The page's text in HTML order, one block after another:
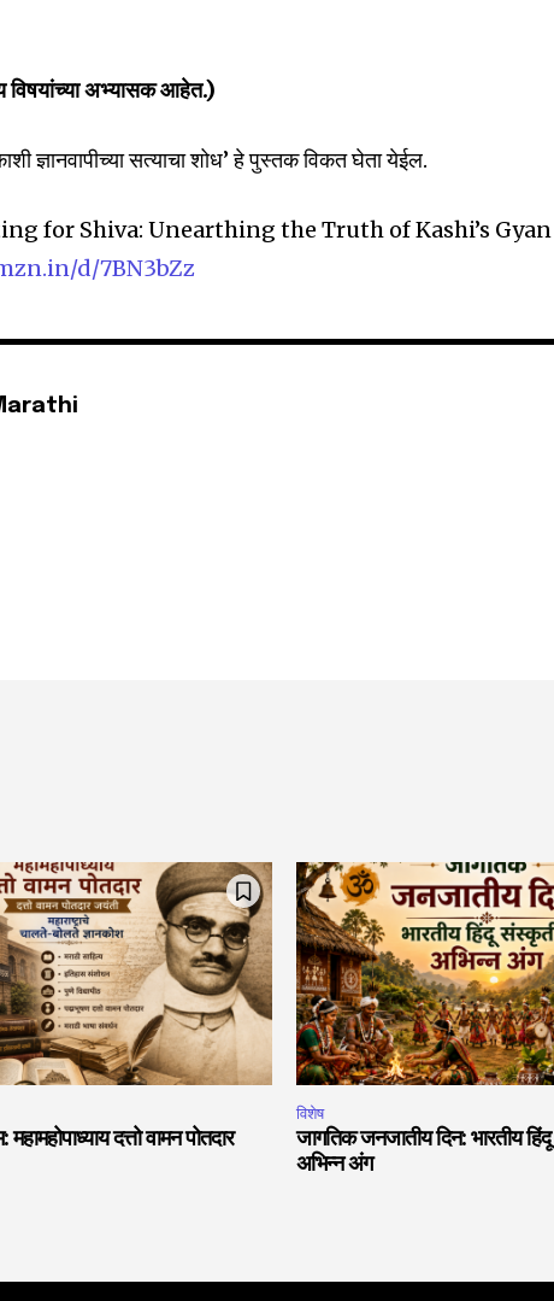
विषयांच्या अभ्यासक आहेत.)
ज्ञानवापीच्या सत्याचा शोध’ हे पुस्तक विकत घेता येईल.
for Shiva: Unearthing the Truth of Kashi’s Gyan
d/7BN3bZz
महामहोपाध्याय दत्तो वामन पोतदार
विशेष
जागतिक जनजातीय दिन: भारतीय
अभिन्न अंग